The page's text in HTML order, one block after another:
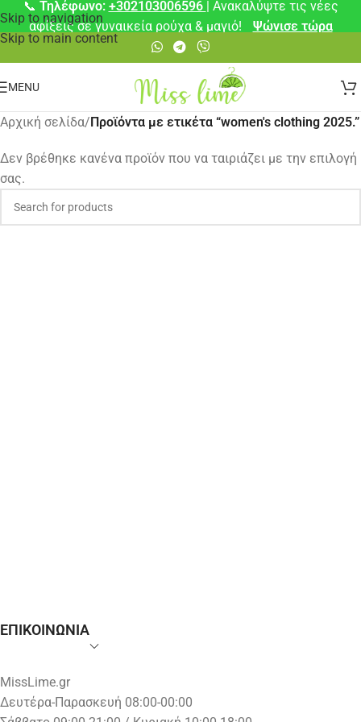
Skip to navigation
Skip to main content
📞 Τηλέφωνο: +302103006596 | Ανακαλύψτε τις νέες
αφίξεις σε γυναικεία ρούχα & μαγιό!
Ψώνισε τώρα
MENU
Αρχική σελίδα/Προϊόντα με ετικέτα “women's clothing 2025.”
Δεν βρέθηκε κανένα προϊόν που να ταιριάζει με την επιλογή
σας.
ΕΠΙΚΟΙΝΩΝΙΑ
MissLime.gr
Δευτέρα-Παρασκευή 08:00-00:00